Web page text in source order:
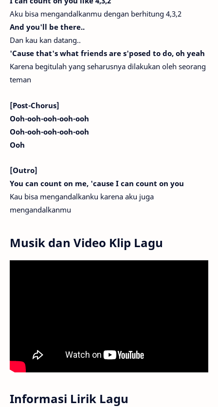
Aku bisa mengandalkanmu dengan berhitung 4,3,2
And you'll be there..
Dan kau kan datang..
'Cause that's what friends are s'posed to do, oh yeah
Karena begitulah yang seharusnya dilakukan oleh seorang
teman
[Post-Chorus]
Ooh-ooh-ooh-ooh-ooh
Ooh-ooh-ooh-ooh-ooh
Ooh
[Outro]
You can count on me, 'cause I can count on you
Kau bisa mengandalkanku karena aku juga
mengandalkanmu
Musik dan Video Klip Lagu
Informasi Lirik Lagu